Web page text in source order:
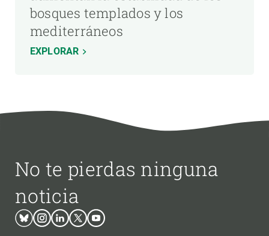
bosques templados y los
mediterráneos
EXPLORAR
No te pierdas ninguna
noticia
BlueskyInstagram
LinkedinTwitterYoutube